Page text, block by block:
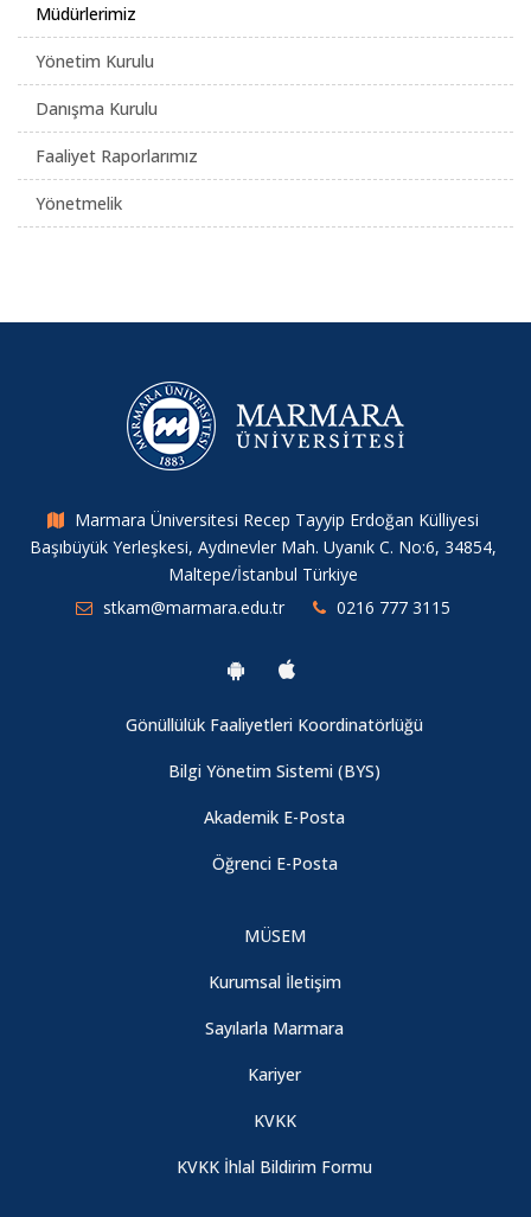
Müdürlerimiz
Yönetim Kurulu
Danışma Kurulu
Faaliyet Raporlarımız
Yönetmelik
Marmara Üniversitesi Recep Tayyip Erdoğan Külliyesi
Başıbüyük Yerleşkesi, Aydınevler Mah. Uyanık C. No:6, 34854,
Maltepe/İstanbul Türkiye
stkam@marmara.edu.tr
0216 777 3115
Gönüllülük Faaliyetleri Koordinatörlüğü
Bilgi Yönetim Sistemi (BYS)
Akademik E-Posta
Öğrenci E-Posta
MÜSEM
Kurumsal İletişim
Sayılarla Marmara
Kariyer
KVKK
KVKK İhlal Bildirim Formu